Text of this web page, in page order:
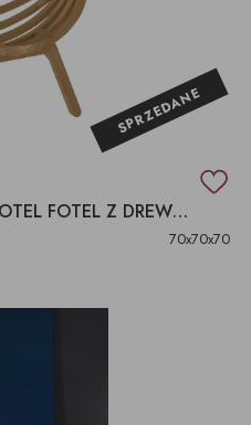
SPRZEDANE
NATURALNY DREWNIANY FOTEL FOTEL Z DREWNA KUBEŁKOWY
70x70x70